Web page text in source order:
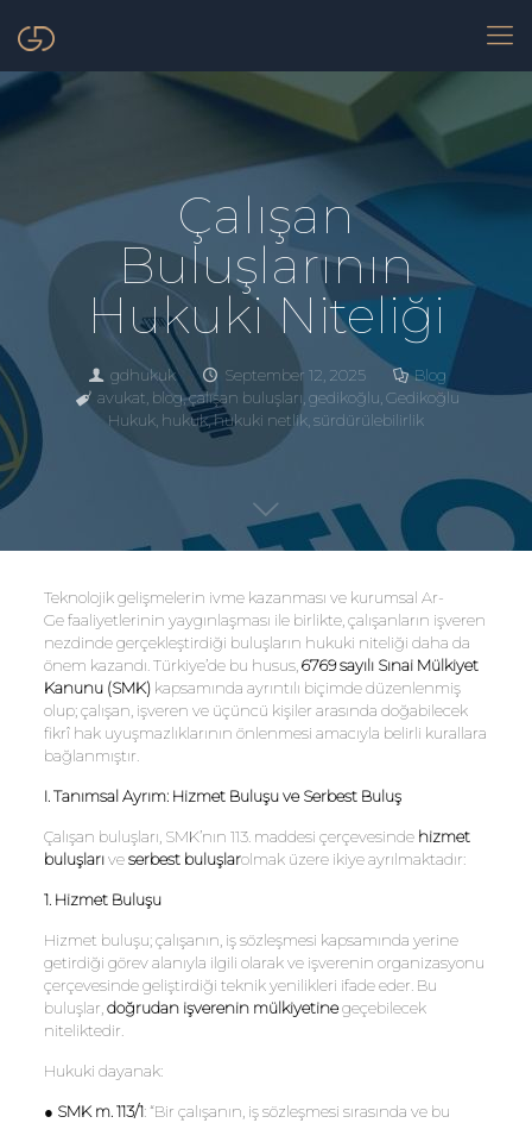
Çalışan
Buluşlarının
Hukuki Niteliği
gdhukuk September 12, 2025
Blog
avukat blog,çalışan buluşları ,gedikoğlu ,Gedikoğlu
Hukuk hukuk,hukuki netlik sürdürülebilirlik
Teknolojik gelişmelerin ivme kazanması ve kurumsal Ar-
Ge faaliyetlerinin yaygınlaşması ile birlikte, çalışanların işveren
nezdinde gerçekleştirdiği buluşların hukuki niteliği daha da
önem kazandı. Türkiye’de bu husus, 6769 sayılı Sınai Mülkiyet
Kanunu (SMK)kapsamında ayrıntılı biçimde düzenlenmiş
olup; çalışan, işveren ve üçüncü kişiler arasında doğabilecek
fikrî hak uyuşmazlıklarının önlenmesi amacıyla belirli kurallara
bağlanmıştır.
I. Tanımsal Ayrım: Hizmet Buluşu ve Serbest Buluş
Çalışan buluşları, SMK’nın 113. maddesi çerçevesinde hizmet
buluşlarıveserbest buluşlarolmak üzere ikiye ayrılmaktadır:
1. Hizmet Buluşu
Hizmet buluşu; çalışanın, iş sözleşmesi kapsamında yerine
getirdiği görev alanıyla ilgili olarak ve işverenin organizasyonu
çerçevesinde geliştirdiği teknik yenilikleri ifade eder. Bu
buluşlar, doğrudan işverenin mülkiyetinegeçebilecek
niteliktedir.
Hukuki dayanak:
● SMK m. 113/1: “Bir çalışanın, iş sözleşmesi sırasında ve bu